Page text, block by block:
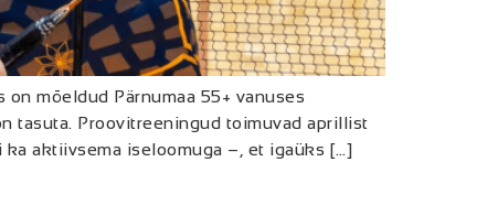
mõeldud Pärnumaa 55+ vanuses
tasuta. Proovitreeningud toimuvad aprillist
aktiivsema iseloomuga –, et igaüks […]